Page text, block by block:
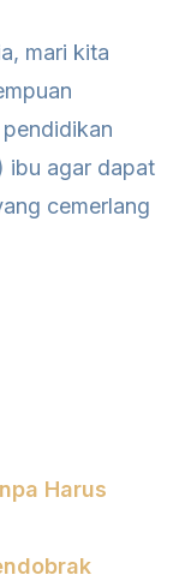
mari kita
ibu agar dapat
cemerlang
Harus